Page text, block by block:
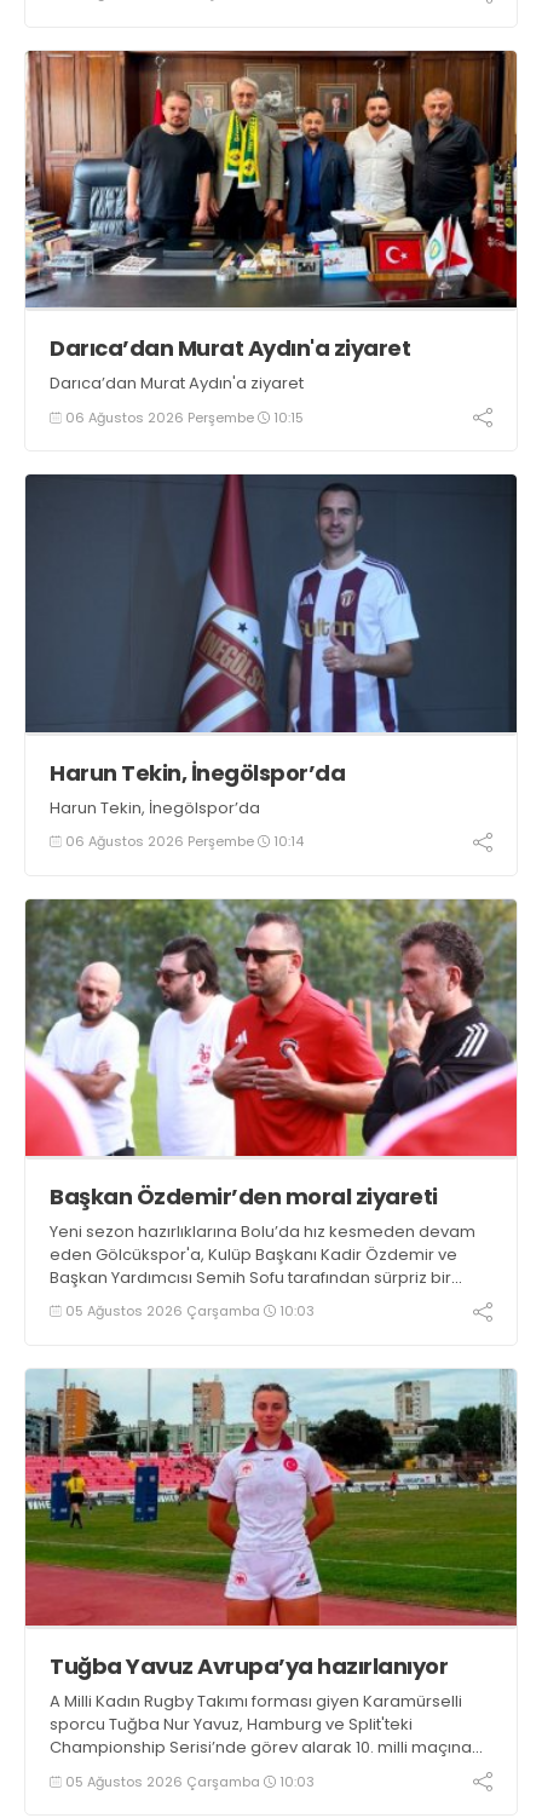
sporculara Kandıra'nın yöresel lezzeti mancarlı pide ve
Darıca’dan Murat Aydın'a ziyaret
Darıca’dan Murat Aydın'a ziyaret
06 Ağustos 2026 Perşembe 10:15
Harun Tekin, İnegölspor’da
Harun Tekin, İnegölspor’da
06 Ağustos 2026 Perşembe 10:14
Başkan Özdemir’den moral ziyareti
Yeni sezon hazırlıklarına Bolu’da hız kesmeden devam
eden Gölcükspor'a, Kulüp Başkanı Kadir Özdemir ve
Başkan Yardımcısı Semih Sofu tarafından sürpriz bir
moral ziyareti gerçekleştirildi
05 Ağustos 2026 Çarşamba 10:03
Tuğba Yavuz Avrupa’ya hazırlanıyor
A Milli Kadın Rugby Takımı forması giyen Karamürselli
sporcu Tuğba Nur Yavuz, Hamburg ve Split'teki
Championship Serisi’nde görev alarak 10. milli maçına
çıkma eşiğini geride bıraktı
05 Ağustos 2026 Çarşamba 10:03